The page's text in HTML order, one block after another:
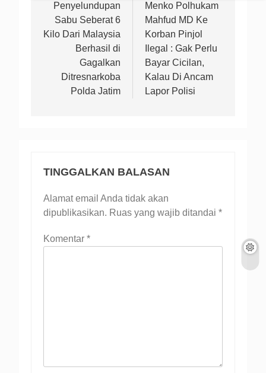
pos
Penyelundupan
Sabu Seberat 6
Kilo Dari Malaysia
Berhasil di
Gagalkan
Ditresnarkoba
Polda Jatim
Menko Polhukam
Mahfud MD Ke
Korban Pinjol
Ilegal : Gak Perlu
Bayar Cicilan,
Kalau Di Ancam
Lapor Polisi
TINGGALKAN BALASAN
Alamat email Anda tidak akan
dipublikasikan. Ruas yang wajib ditandai *
Komentar *